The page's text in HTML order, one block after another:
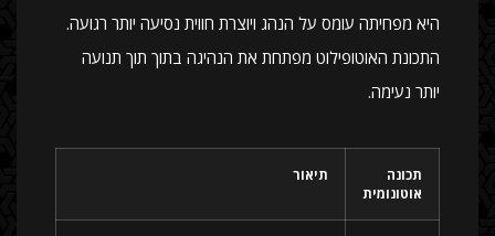
היא מפחיתה עומס על הנהג ויוצרת חווית נסיעה יותר רגועה.
התכונת האוטופילוט מפתחת את הנהיגה בתוך תוך תנועה
יותר נעימה.
תכונה
אוטונומית
תיאור